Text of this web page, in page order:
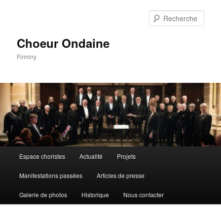
Choeur Ondaine
Firminy
principal
Espace choristes Actualité Projets
Manifestations passées Articles de presse
Galerie de photos Historique Nous contacter